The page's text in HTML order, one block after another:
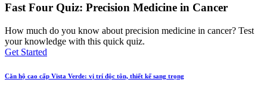
Fast Four Quiz: Precision Medicine in Cancer
How much do you know about precision medicine in cancer? Test
your knowledge with this quick quiz.
Get Started
Căn hộ cao cấp Vista Verde: vị trí độc tôn, thiết kế sang trọng